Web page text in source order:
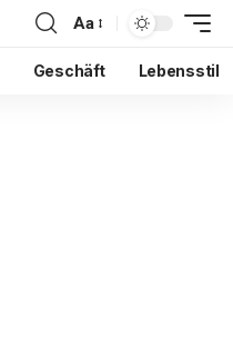
Aa
Geschäft Lebensstil